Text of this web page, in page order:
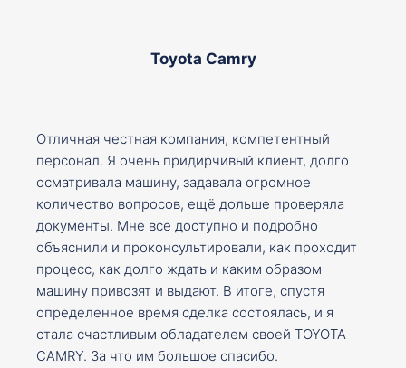
Toyota Camry
Отличная честная компания, компетентный
персонал. Я очень придирчивый клиент, долго
осматривала машину, задавала огромное
количество вопросов, ещё дольше проверяла
документы. Мне все доступно и подробно
объяснили и проконсультировали, как проходит
процесс, как долго ждать и каким образом
машину привозят и выдают. В итоге, спустя
определенное время сделка состоялась, и я
стала счастливым обладателем своей TOYOTA
CAMRY. За что им большое спасибо.